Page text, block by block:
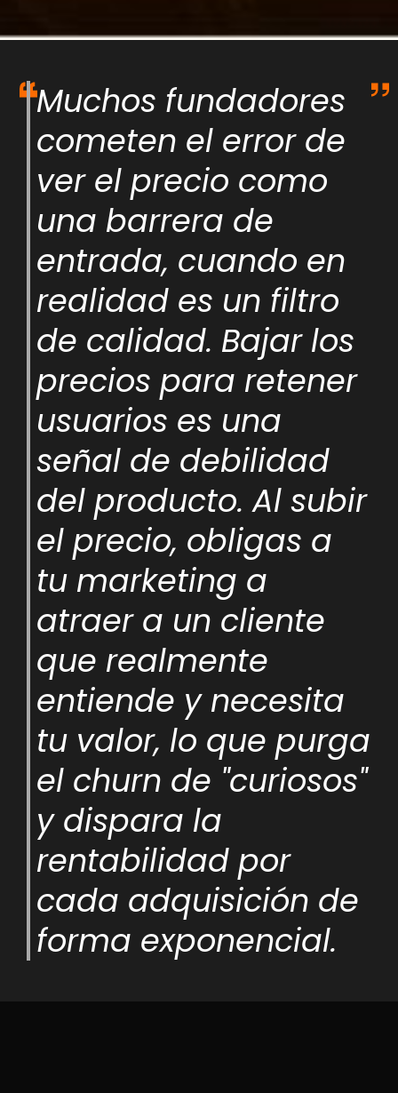
Muchos fundadores
cometen el error de
ver el precio como
una barrera de
entrada, cuando en
realidad es un filtro
de calidad. Bajar los
precios para retener
usuarios es una
señal de debilidad
del producto. Al subir
el precio, obligas a
tu marketing a
atraer a un cliente
que realmente
entiende y necesita
tu valor, lo que purga
el churn de "curiosos"
y dispara la
rentabilidad por
cada adquisición de
forma exponencial.